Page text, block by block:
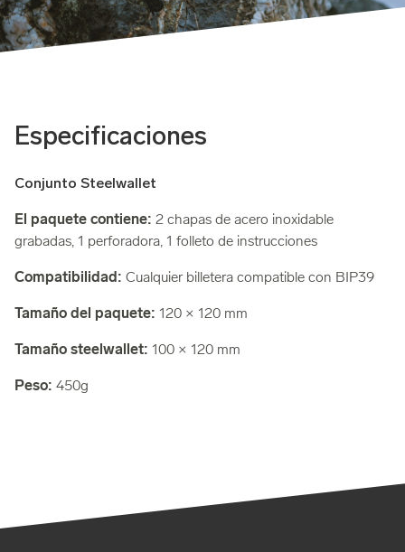
Especificaciones
Conjunto Steelwallet
El paquete contiene: 2 chapas de acero inoxidable
grabadas, 1 perforadora, 1 folleto de instrucciones
Compatibilidad: Cualquier billetera compatible con BIP39
Tamaño del paquete: 120 × 120 mm
Tamaño steelwallet: 100 × 120 mm
Peso: 450g